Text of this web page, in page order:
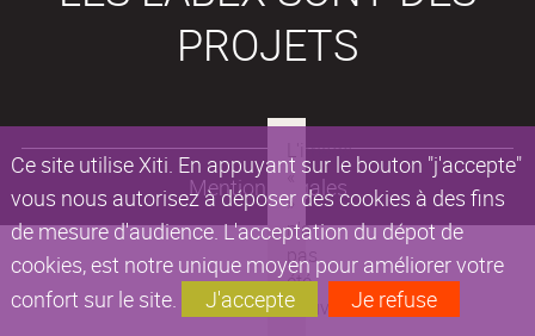
Ce site utilise Xiti. En appuyant sur le bouton "j'accepte"
vous nous autorisez à déposer des cookies à des fins
de mesure d'audience. L'acceptation du dépot de
cookies, est notre unique moyen pour améliorer votre
confort sur le site.
J'accepte Je refuse
PROJETS
Mentions légales